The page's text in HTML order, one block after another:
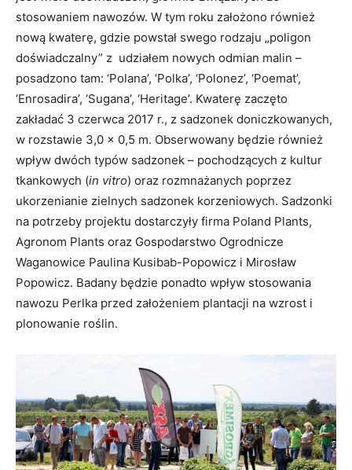
stosowaniem nawozów. W tym roku założono również
nową kwaterę, gdzie powstał swego rodzaju „poligon
doświadczalny” z udziałem nowych odmian malin –
posadzono tam: ‘Polana’, ‘Polka’, ‘Polonez’, ‘Poemat’,
‘Enrosadira’, ‘Sugana’, ‘Heritage’. Kwaterę zaczęto
zakładać 3 czerwca 2017 r., z sadzonek doniczkowanych,
w rozstawie 3,0 x 0,5 m. Obserwowany będzie również
wpływ dwóch typów sadzonek – pochodzących z kultur
tkankowych (in vitro) oraz rozmnażanych poprzez
ukorzenianie zielnych sadzonek korzeniowych. Sadzonki
na potrzeby projektu dostarczyły firma Poland Plants,
Agronom Plants oraz Gospodarstwo Ogrodnicze
Waganowice Paulina Kusibab-Popowicz i Mirosław
Popowicz. Badany będzie ponadto wpływ stosowania
nawozu Perlka przed założeniem plantacji na wzrost i
plonowanie roślin.